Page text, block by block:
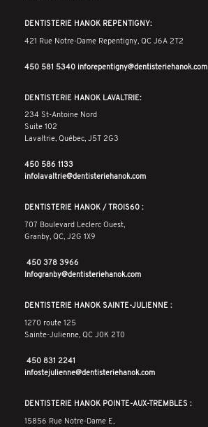
DENTISTERIE HANOK REPENTIGNY:
421 Rue Notre-Dame Repentigny, QC J6A 2T2
450 581 5340 inforepentigny@dentisteriehanok.com
DENTISTERIE HANOK LAVALTRIE:
234 St-Antoine Nord
Suite 102
Lavaltrie, Québec, J5T 2G3
450 586 1133
infolavaltrie@dentisteriehanok.com
DENTISTERIE HANOK / TROIS60 :
707 Boulevard Leclerc Ouest,
Granby, QC, J2G 1X9
450 378 3966
Infogranby@dentisteriehanok.com
DENTISTERIE HANOK SAINTE-JULIENNE :
1270 route 125
Sainte-Julienne, QC J0K 2T0
450 831 2241
infostejulienne@dentisteriehanok.com
DENTISTERIE HANOK POINTE-AUX-TREMBLES :
15856 Rue Notre-Dame E,